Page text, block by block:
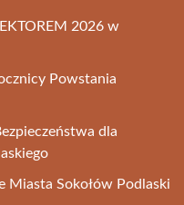
2026 w
Powstania
dla
Miasta Sokołów Podlaski